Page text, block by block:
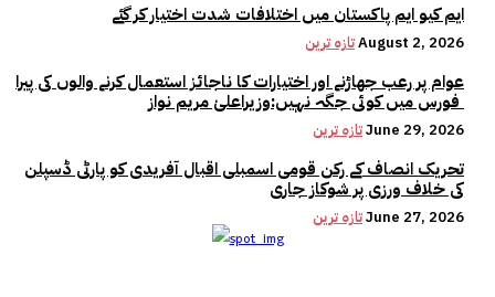
ایم کیو ایم پاکستان میں اختلافات شدت اختیار کر گئے
تازہ ترینAugust 2, 2026
عوام پر رعب جھاڑنے اور اختیارات کا ناجائز استعمال کرنے والوں کی پیرا
تازہ ترینJune 29, 2026
تحریک انصاف کے رکن قومی اسمبلی اقبال آفریدی کو پارٹی ڈسپلن
کی خلاف ورزی پر شوکاز جاری
تازہ ترینJune 27, 2026